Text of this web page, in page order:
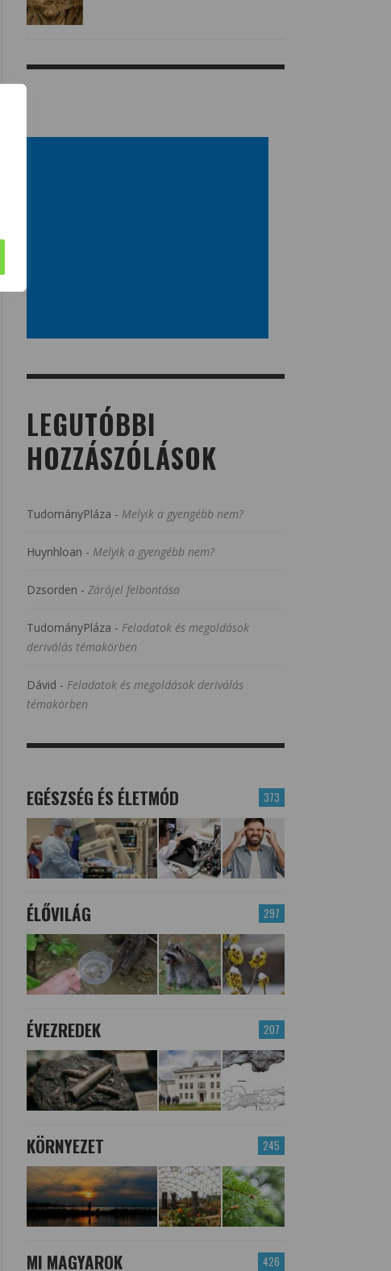
LEGUTÓBBI
HOZZÁSZÓLÁSOK
TudományPláza - Melyik a gyengébb nem?
Huynhloan - Melyik a gyengébb nem?
Dzsorden - Zárójel felbontása
TudományPláza - Feladatok és megoldások
deriválás témakörben
Dávid - Feladatok és megoldások deriválás
témakörben
373
EGÉSZSÉG ÉS ÉLETMÓD
297
ÉLŐVILÁG
207
ÉVEZREDEK
245
KÖRNYEZET
426
MI MAGYAROK